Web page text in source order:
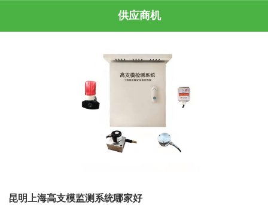
供应商机
昆明上海高支模监测系统哪家好